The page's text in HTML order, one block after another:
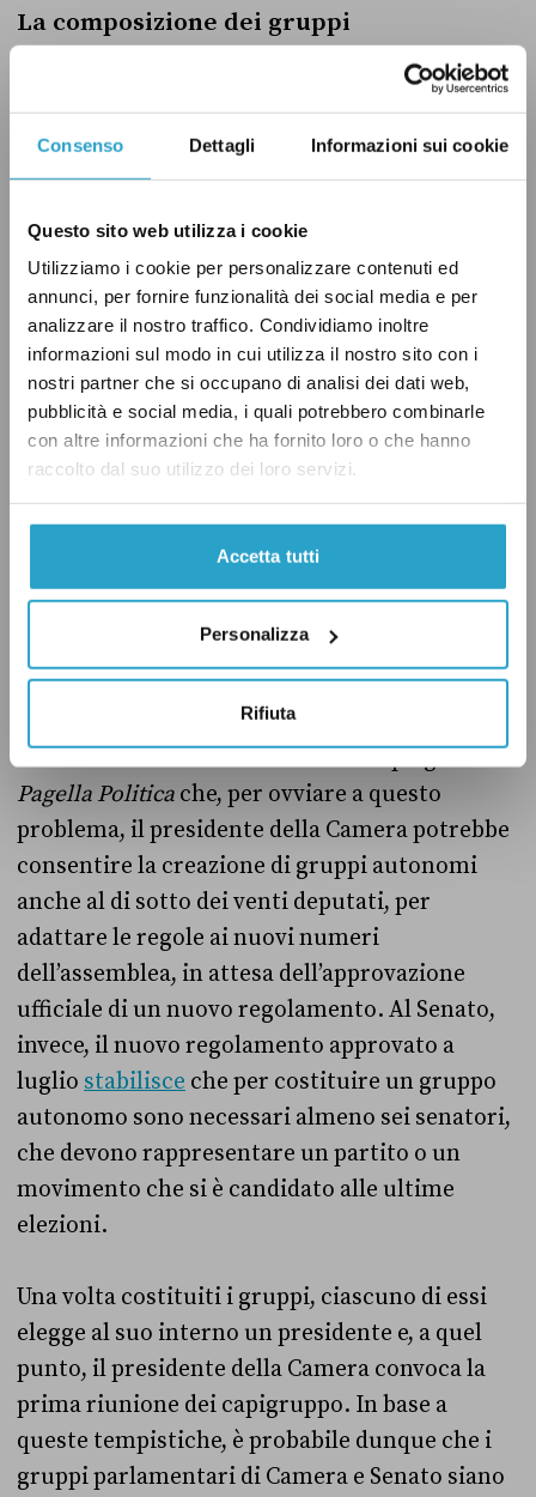
Consenso Dettagli Informazioni sui cookie
Questo sito web utilizza i cookie
Utilizziamo i cookie per personalizzare contenuti ed
annunci, per fornire funzionalità dei social media e per
analizzare il nostro traffico. Condividiamo inoltre
informazioni sul modo in cui utilizza il nostro sito con i
nostri partner che si occupano di analisi dei dati web,
pubblicità e social media, i quali potrebbero combinarle
con altre informazioni che ha fornito loro o che hanno
raccolto dal suo utilizzo dei loro servizi.
Accetta tutti
Personalizza
Rifiuta
La composizione dei gruppi
Una volta eletti, i presidenti di Camera e Senato
daranno avvio alla fase della formazione dei
gruppi parlamentari, che raccolgono in
Parlamento gli esponenti dei vari partiti, eletti
il 25 settembre.
Secondo quanto riferito aPagella Politica
fonti della Camera, i deputati hanno due giorni
di tempo per comunicare a quale gruppo
iscriversi, mentre al Senato i giorni a
disposizione per i senatori sono tre. Secondo il
regolamento attualmente in vigore alla
Camera, per costituire un gruppo autonomo
Come detto in precedenza, il regolamento non
è ancora stato aggiornato al taglio dei
parlamentari, cosa che invece è stata fatta al
Senato. Fonti della Camera hanno spiegato a
Pagella Politica che, per ovviare a questo
problema, il presidente della Camera potrebbe
consentire la creazione di gruppi autonomi
anche al di sotto dei venti deputati, per
adattare le regole ai nuovi numeri
dell’assemblea, in attesa dell’approvazione
ufficiale di un nuovo regolamento. Al Senato,
invece, il nuovo regolamento approvato a
luglio stabilisce che per costituire un gruppo
autonomo sono necessari almeno sei senatori,
che devono rappresentare un partito o un
movimento che si è candidato alle ultime
elezioni.
Una volta costituiti i gruppi, ciascuno di essi
elegge al suo interno un presidente e, a quel
punto, il presidente della Camera convoca la
prima riunione dei capigruppo. In base a
queste tempistiche, è probabile dunque che i
gruppi parlamentari di Camera e Senato siano